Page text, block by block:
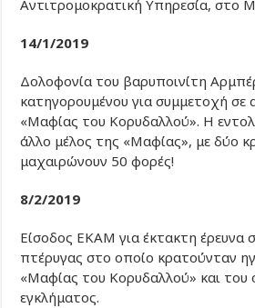
Αντιτρομοκρατική Υπηρεσία, στο
14/1/2019
Δολοφονία του βαρυποινίτη
κατηγορουμένου για συμμετοχή σε
«Μαφίας του Κορυδαλλού». Η
άλλο μέλος της «Μαφίας», με δύο
μαχαιρώνουν 50 φορές!
8/2/2019
Είσοδος ΕΚΑΜ για έκτακτη έρευνα
πτέρυγας στο οποίο κρατούνταν
«Μαφίας του Κορυδαλλού» και του
εγκλήματος.